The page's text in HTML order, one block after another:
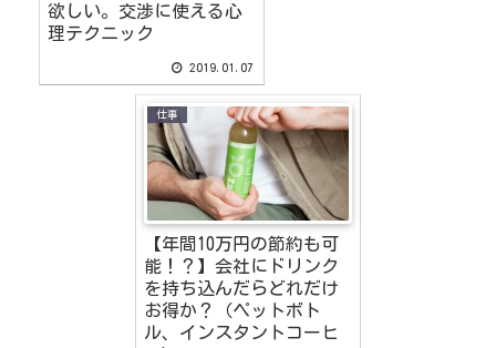
欲しい。交渉に使える心
理テクニック
2019.01.07
仕事
【年間10万円の節約も可
能！？】会社にドリンク
を持ち込んだらどれだけ
お得か？（ペットボト
ル、インスタントコーヒ